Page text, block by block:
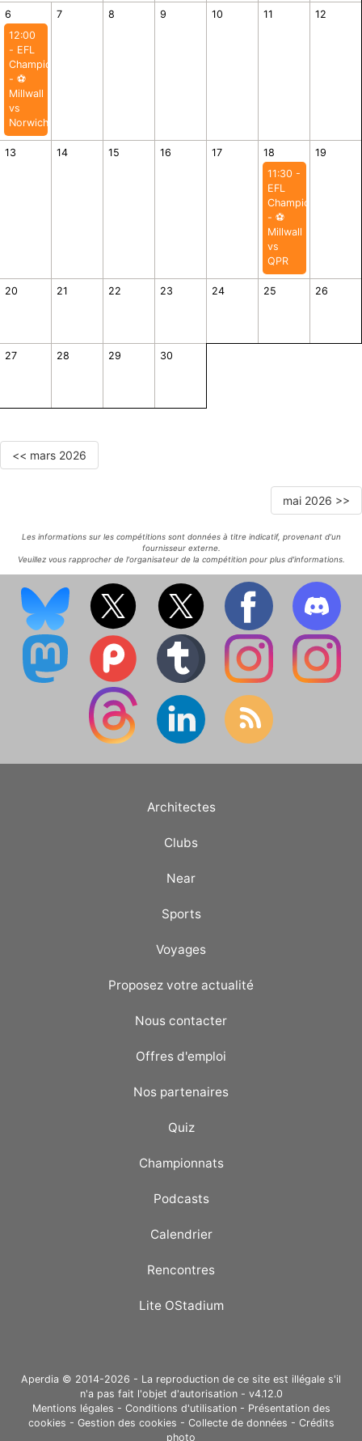
6
12:00
- EFL
Championship
- ⚽️
Millwall
vs
Norwich
7 8 9 10 11 12
13 14 15 16 17
18
11:30 -
EFL
Championship
- ⚽️
Millwall
vs
QPR
19
20 21 22 23 24 25 26
27 28 29 30
<< mars 2026
mai 2026 >>
Les informations sur les compétitions sont données à titre indicatif, provenant d'un
fournisseur externe.
Veuillez vous rapprocher de l'organisateur de la compétition pour plus d'informations.
Architectes
Clubs
Near
Sports
Voyages
Proposez votre actualité
Nous contacter
Offres d'emploi
Nos partenaires
Quiz
Championnats
Podcasts
Calendrier
Rencontres
Lite OStadium
Aperdia © 2014-2026 - La reproduction de ce site est illégale s'il
n'a pas fait l'objet d'autorisation - v4.12.0
Mentions légales - Conditions d'utilisation- Présentation des
cookies - Gestion des cookies - Collecte de données - Crédits
photo